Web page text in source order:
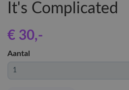
It's Complicated
€ 30,-
Aantal